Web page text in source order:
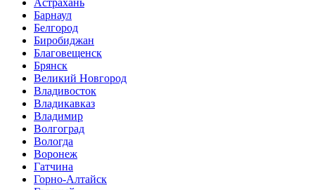
Астрахань
Барнаул
Белгород
Биробиджан
Благовещенск
Брянск
Великий Новгород
Владивосток
Владикавказ
Владимир
Волгоград
Вологда
Воронеж
Гатчина
Горно-Алтайск